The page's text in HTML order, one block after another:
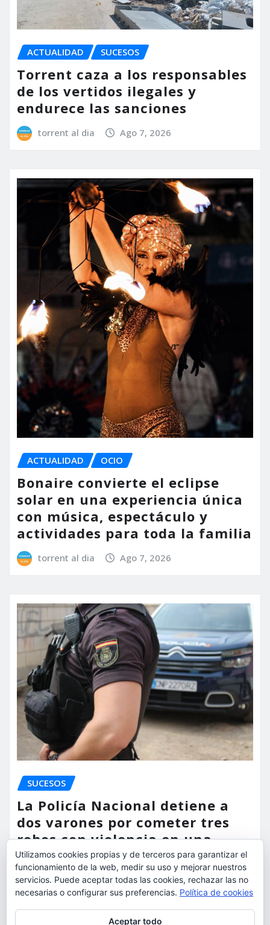
ACTUALIDAD SUCESOS
Torrent caza a los responsables
de los vertidos ilegales y
endurece las sanciones
torrent al dia Ago 7, 2026
ACTUALIDAD OCIO
Bonaire convierte el eclipse
solar en una experiencia única
con música, espectáculo y
actividades para toda la familia
torrent al dia Ago 7, 2026
SUCESOS
La Policía Nacional detiene a
dos varones por cometer tres
robos con violencia en una
misma mañana
torrent al dia Ago 7, 2026
Utilizamos cookies propias y de terceros para garantizar el
funcionamiento de la web, medir su uso y mejorar nuestros
servicios. Puede aceptar todas las cookies, rechazar las no
necesarias o configurar sus preferencias. Política de cookies
Aceptar todo